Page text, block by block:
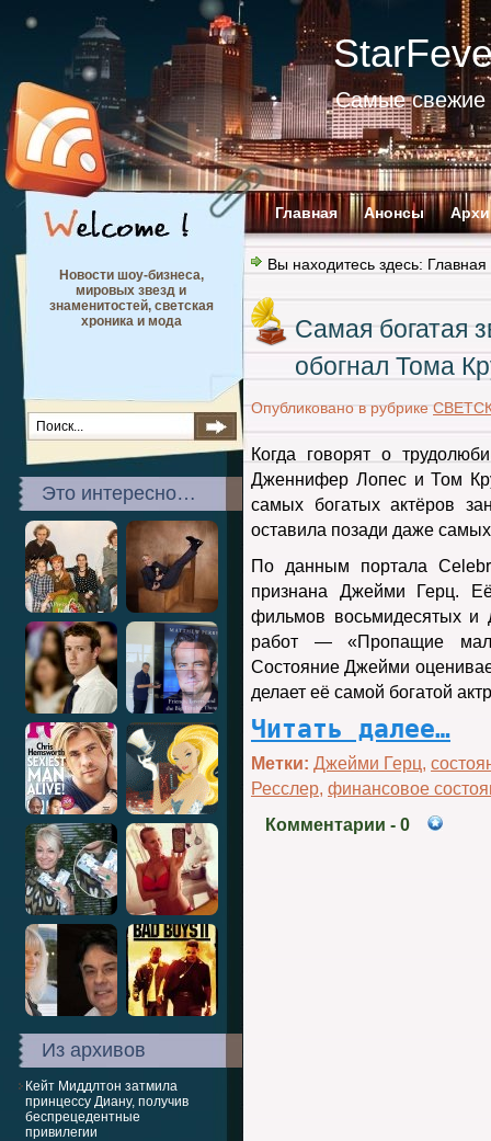
Самые свежие
Главная Анонсы
Новости шоу-бизнеса,
мировых звезд и
знаменитостей, светская
хроника и мода
Это интересно…
Из архивов
Кейт Миддлтон затмила
принцессу Диану, получив
беспрецедентные
привилегии
Вы находитесь здесь: Главная
Самая богатая
обогнал Тома
Опубликовано в рубрике
Когда говорят о
Дженнифер Лопес и Том
самых богатых актёров
оставила позади даже
По данным портала
признана Джейми Герц.
фильмов восьмидесятых и
работ — «Пропащие
Состояние Джейми
делает её самой богатой
Читать далее…
Метки: Джейми Герц,
Ресслер, финансовое
Комментарии - 0